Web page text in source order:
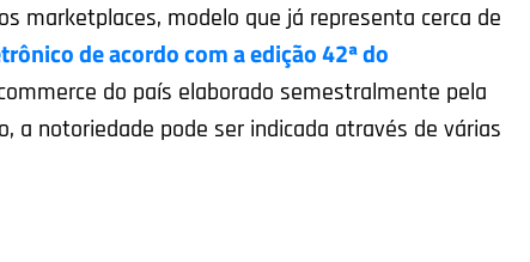
marketplaces, modelo que já representa cerca de
de acordo com a edição 42ª do
do país elaborado semestralmente pela
a notoriedade pode ser indicada através de várias